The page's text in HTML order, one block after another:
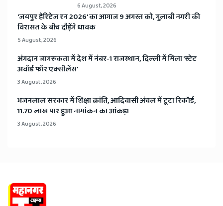
6 August, 2026
​'जयपुर हेरिटेज रन 2026' का आगाज 9 अगस्त को, गुलाबी नगरी की
विरासत के बीच दौड़ेंगे धावक
5 August, 2026
अंगदान जागरूकता में देश में नंबर-1 राजस्थान, दिल्ली में मिला 'स्टेट
अवॉर्ड फॉर एक्सीलेंस'
3 August, 2026
भजनलाल सरकार में शिक्षा क्रांति, आदिवासी अंचल में टूटा रिकॉर्ड,
11.70 लाख पार हुआ नामांकन का आंकड़ा
3 August, 2026